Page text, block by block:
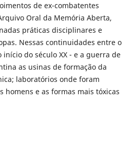
de ex-combatentes
Oral da Memória Aberta,
práticas disciplinares e
Nessas continuidades entre o
do século XX - e a guerra de
as usinas de formação da
laboratórios onde foram
homens e as formas mais tóxicas